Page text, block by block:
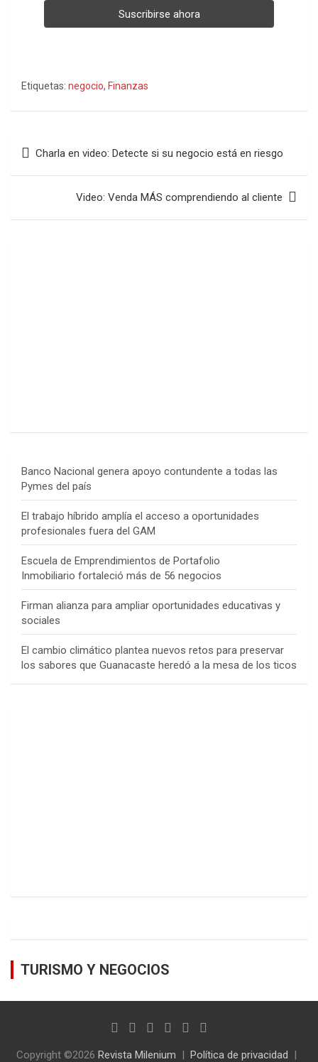
Etiquetas: negocio, Finanzas
Navegación
entradas
Charla en video: Detecte si su negocio está en riesgo
Video: Venda MÁS comprendiendo al cliente
Banco Nacional genera apoyo contundente a todas las
Pymes del país
El trabajo híbrido amplía el acceso a oportunidades
profesionales fuera del GAM
Escuela de Emprendimientos de Portafolio
Inmobiliario fortaleció más de 56 negocios
Firman alianza para ampliar oportunidades educativas y
sociales
El cambio climático plantea nuevos retos para preservar
los sabores que Guanacaste heredó a la mesa de los ticos
TURISMO Y NEGOCIOS
Copyright ©2026 Revista Milenium
Política de privacidad